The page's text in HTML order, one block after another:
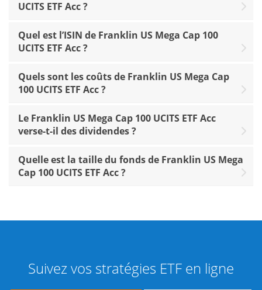
UCITS ETF Acc ?
Quel est l’ISIN de Franklin US Mega Cap 100
UCITS ETF Acc ?
Quels sont les coûts de Franklin US Mega Cap
100 UCITS ETF Acc ?
Le Franklin US Mega Cap 100 UCITS ETF Acc
verse-t-il des dividendes ?
Quelle est la taille du fonds de Franklin US Mega
Cap 100 UCITS ETF Acc ?
Suivez vos stratégies ETF en ligne